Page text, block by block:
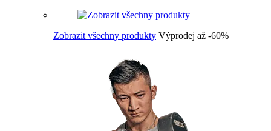
Zobrazit všechny produkty Výprodej až -60%